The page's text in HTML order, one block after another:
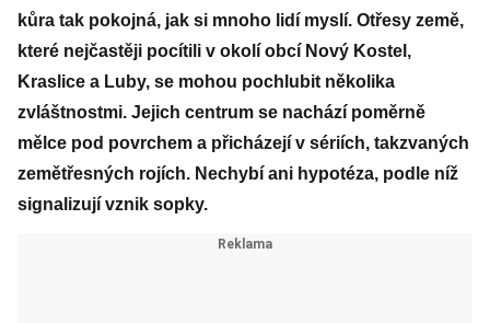
kůra tak pokojná, jak si mnoho lidí myslí. Otřesy země,
které nejčastěji pocítili v okolí obcí Nový Kostel,
Kraslice a Luby, se mohou pochlubit několika
zvláštnostmi. Jejich centrum se nachází poměrně
mělce pod povrchem a přicházejí v sériích, takzvaných
zemětřesných rojích. Nechybí ani hypotéza, podle níž
signalizují vznik sopky.